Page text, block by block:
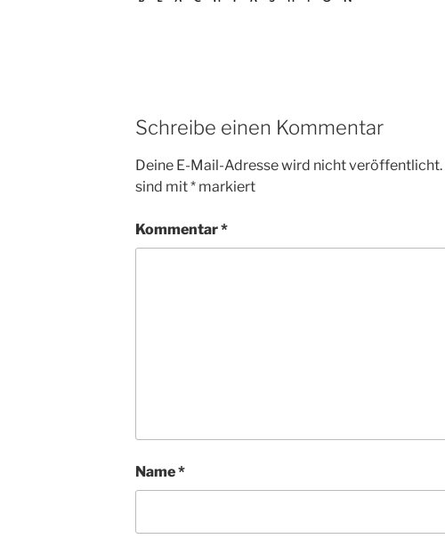
Schreibe einen Kommentar
Deine E-Mail-Adresse wird nicht veröffentlicht.
sind mit*markiert
Kommentar*
Name*